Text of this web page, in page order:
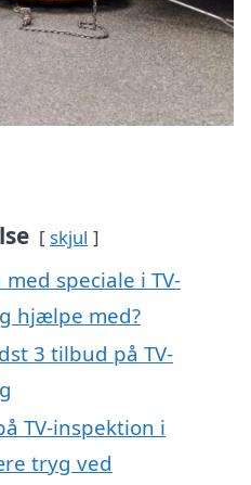
skjul
speciale i TV-
hjælpe med?
3 tilbud på TV-
TV-inspektion i
tryg ved